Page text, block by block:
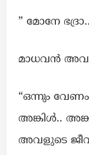
” മോനേ
മാധവന്‍
“ഒന്നും
അങ്കിള്‍..
അവളുടെ